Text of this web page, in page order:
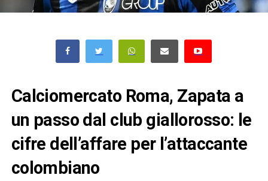
Calciomercato Roma, Zapata a
un passo dal club giallorosso: le
cifre dell’affare per l’attaccante
colombiano